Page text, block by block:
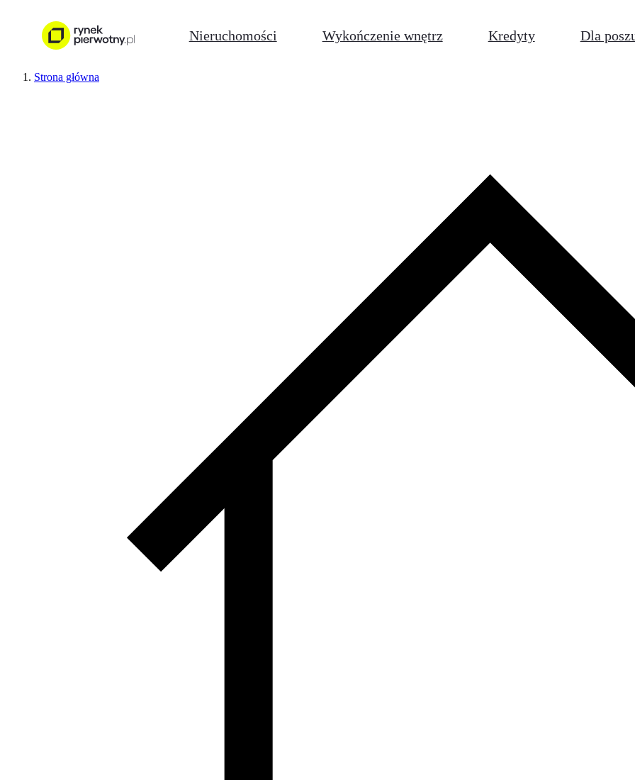
Nieruchomości Wykończenie wnętrz Kredyty Dla
Strona główna